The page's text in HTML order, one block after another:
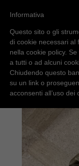
Home/
Informativa
Questo sito o gli
di cookie necessari al
nella cookie policy.
a tutti o ad alcuni
Chiudendo questo
su un link o
acconsenti all’uso dei